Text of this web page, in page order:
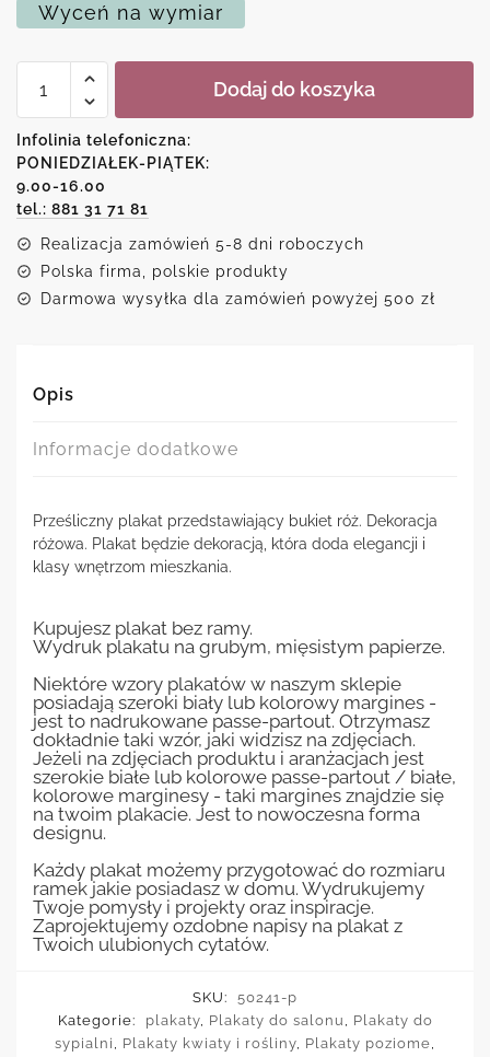
Wyceń na wymiar
Plakat
róż
Dodaj do koszyka
Infolinia telefoniczna:
PONIEDZIAŁEK-PIĄTEK:
9.00-16.00
tel.: 881 31 71 81
Realizacja zamówień 5-8 dni roboczych
Polska firma, polskie produkty
Darmowa wysyłka dla zamówień powyżej 500 zł
Opis
Informacje dodatkowe
Prześliczny plakat przedstawiający bukiet róż. Dekoracja
różowa. Plakat będzie dekoracją, która doda elegancji i
klasy wnętrzom mieszkania.
Kupujesz plakat bez ramy.
Wydruk plakatu na grubym, mięsistym papierze.
Niektóre wzory plakatów w naszym sklepie
posiadają szeroki biały lub kolorowy margines -
jest to nadrukowane passe-partout. Otrzymasz
dokładnie taki wzór, jaki widzisz na zdjęciach.
Jeżeli na zdjęciach produktu i aranżacjach jest
szerokie białe lub kolorowe passe-partout / białe,
kolorowe marginesy - taki margines znajdzie się
na twoim plakacie. Jest to nowoczesna forma
designu.
Każdy plakat możemy przygotować do rozmiaru
ramek jakie posiadasz w domu. Wydrukujemy
Twoje pomysły i projekty oraz inspiracje.
Zaprojektujemy ozdobne napisy na plakat z
Twoich ulubionych cytatów.
SKU:
50241-p
Kategorie:
plakaty, Plakaty do salonu , Plakaty do
sypialni , Plakaty kwiaty i rośliny, Plakaty poziome,